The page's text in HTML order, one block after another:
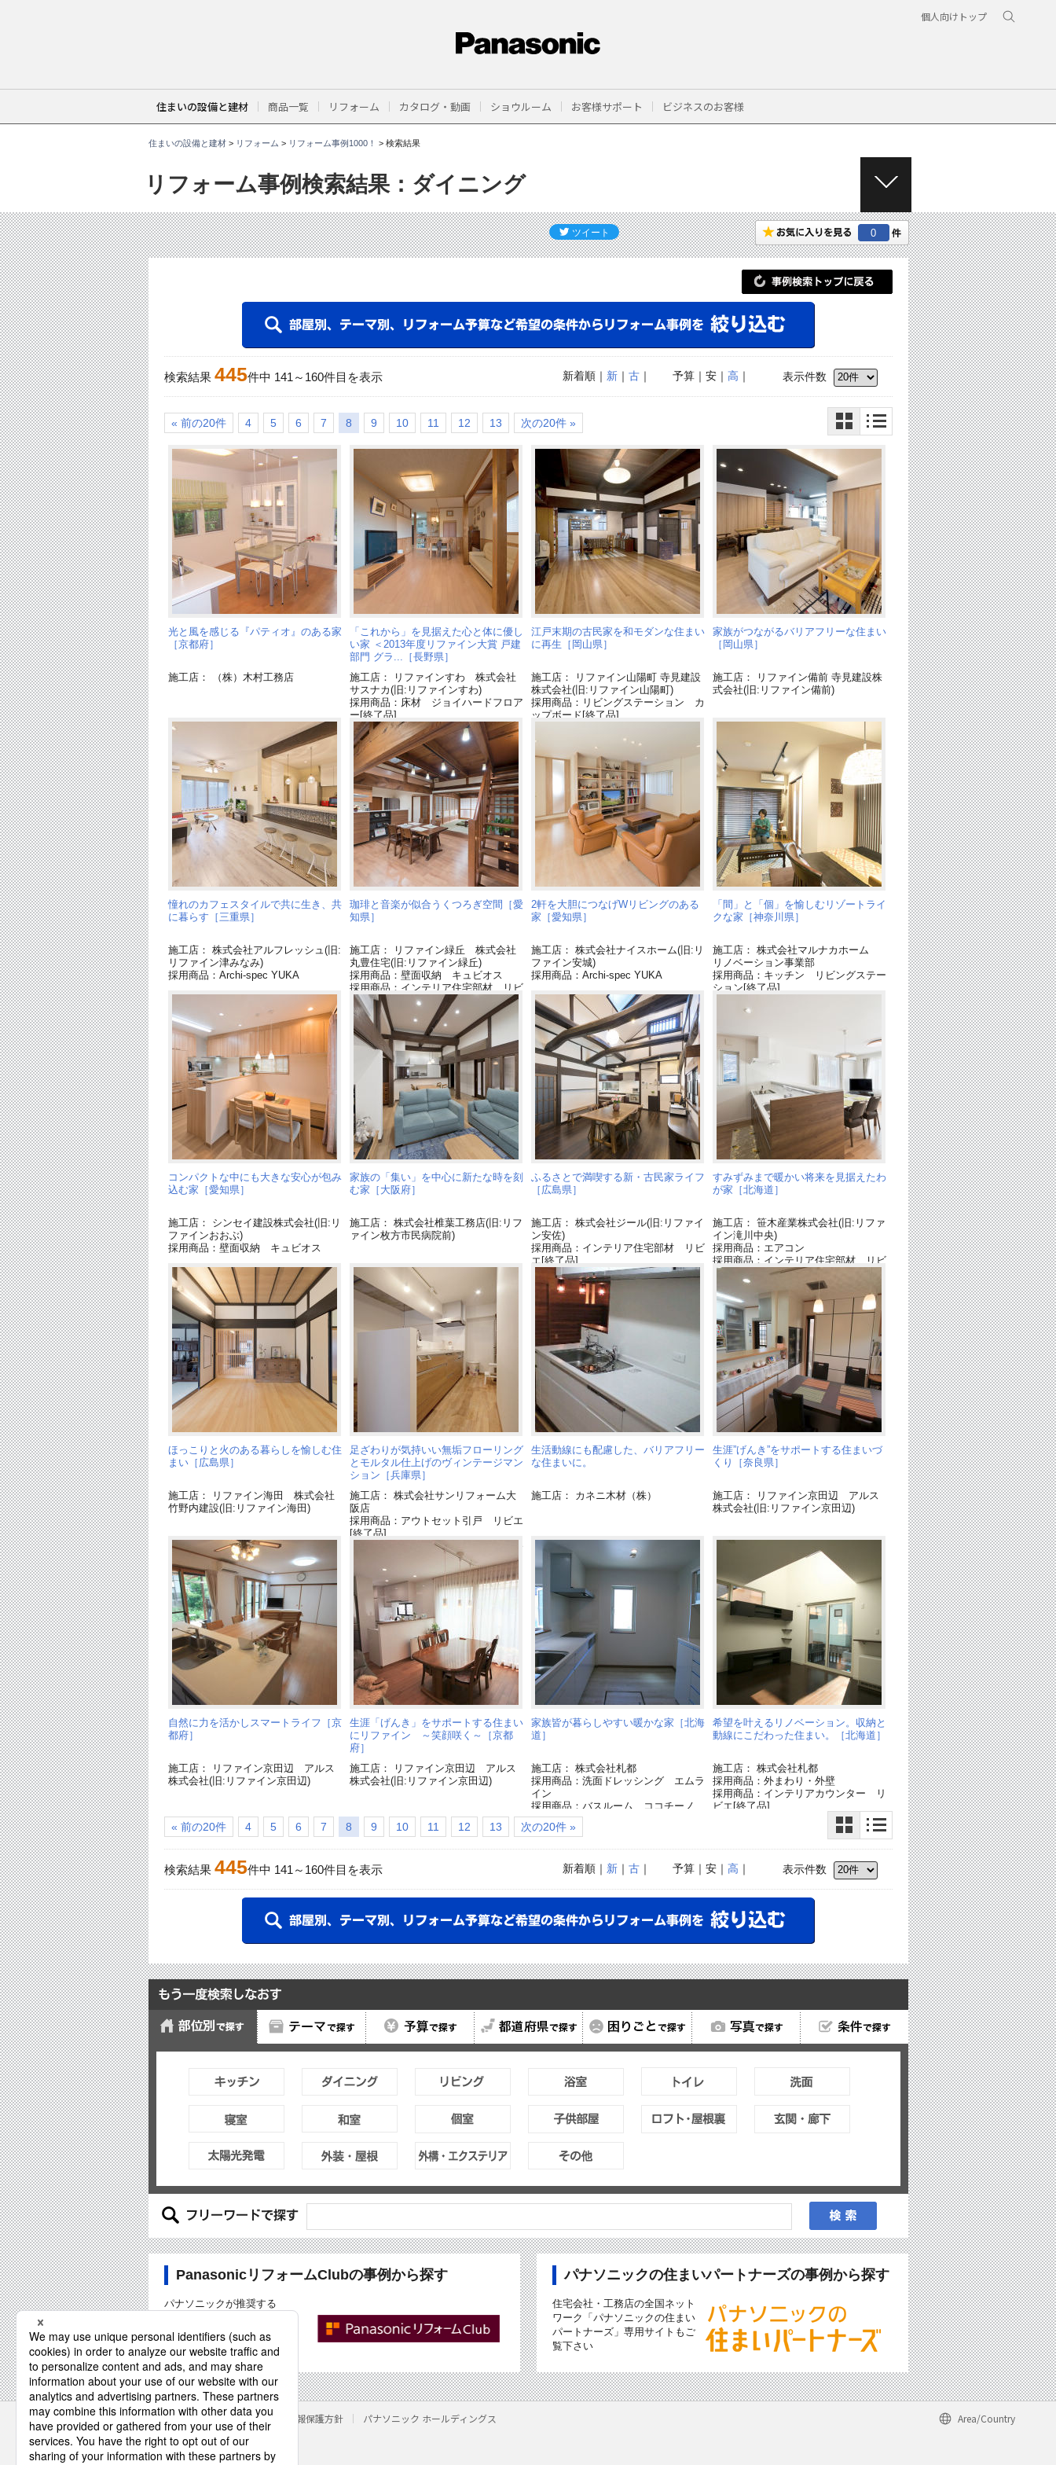
個人向けトップ
住まいの設備と建材 商品一覧 リフォーム カタログ・動画 ショウルーム お客様サポート ビジネスのお客様
住まいの設備と建材> リフォーム > リフォーム事例1000！ > 検索結果
リフォーム事例検索結果：ダイニング
E
N
。
0
検索結果 445件中 141 ～ 160件目を表示 表示件数
予算｜安｜ 高 ｜
新着順｜ 新｜ 古｜
« 前の20件 4 5 6 7 8 9 10 11 12 13 次の20件 »
光と風を感じる『パティオ』のある家
［京都府］
施工店： （株）木村工務店
「これから」を見据えた心と体に優し
い家 ＜2013年度リファイン大賞 戸建
部門 グラ...［長野県］
施工店： リファインすわ 株式会社
サスナカ(旧:リファインすわ)
採用商品：床材 ジョイハードフロア
ー[終了品]
江戸末期の古民家を和モダンな住まい
に再生［岡山県］
施工店： リファイン山陽町 寺見建設
株式会社(旧:リファイン山陽町)
採用商品：リビングステーション カ
ップボード[終了品]
家族がつながるバリアフリーな住まい
［岡山県］
施工店： リファイン備前 寺見建設株
式会社(旧:リファイン備前)
憧れのカフェスタイルで共に生き、共
に暮らす［三重県］
施工店： 株式会社アルフレッシュ(旧:
リファイン津みなみ)
採用商品：Archi-spec YUKA
珈琲と音楽が似合うくつろぎ空間［愛
知県］
施工店： リファイン緑丘 株式会社
丸豊住宅(旧:リファイン緑丘)
採用商品：壁面収納 キュビオス
採用商品：インテリア住宅部材 リビ
エ[終了品]
2軒を大胆につなげWリビングのある
家［愛知県］
施工店： 株式会社ナイスホーム(旧:リ
ファイン安城)
採用商品：Archi-spec YUKA
「間」と「個」を愉しむリゾートライ
クな家［神奈川県］
施工店： 株式会社マルナカホーム
リノベーション事業部
採用商品：キッチン リビングステー
ション[終了品]
コンパクトな中にも大きな安心が包み
込む家［愛知県］
施工店： シンセイ建設株式会社(旧:リ
ファインおおぶ)
採用商品：壁面収納 キュビオス
家族の「集い」を中心に新たな時を刻
む家［大阪府］
施工店： 株式会社椎葉工務店(旧:リフ
ァイン枚方市民病院前)
ふるさとで満喫する新・古民家ライフ
［広島県］
施工店： 株式会社ジール(旧:リファイ
ン安佐)
採用商品：インテリア住宅部材 リビ
エ[終了品]
採用商品：床暖房 フリーほっと
採用商品：Archi-spec YUKA
採用商品：モディファイ
すみずみまで暖かい将来を見据えたわ
が家［北海道］
施工店： 笹木産業株式会社(旧:リファ
イン滝川中央)
採用商品：エアコン
採用商品：インテリア住宅部材 リビ
採用商品：キッチン リビングステー
ション[終了品]
ほっこりと火のある暮らしを愉しむ住
まい［広島県］
施工店： リファイン海田 株式会社
竹野内建設(旧:リファイン海田)
足ざわりが気持いい無垢フローリング
とモルタル仕上げのヴィンテージマン
ション［兵庫県］
施工店： 株式会社サンリフォーム大
阪店
採用商品：アウトセット引戸 リビエ
[終了品]
採用商品：リビングステーションS[終
生活動線にも配慮した、バリアフリー
な住まいに。
施工店： カネニ木材（株）
生涯”げんき”をサポートする住まいづ
くり［奈良県］
施工店： リファイン京田辺 アルス
株式会社(旧:リファイン京田辺)
自然に力を活かしスマートライフ［京
都府］
施工店： リファイン京田辺 アルス
株式会社(旧:リファイン京田辺)
生涯「げんき」をサポートする住まい
にリファイン ～笑顔咲く～［京都
府］
施工店： リファイン京田辺 アルス
株式会社(旧:リファイン京田辺)
家族皆が暮らしやすい暖かな家［北海
道］
施工店： 株式会社札都
採用商品：洗面ドレッシング エムラ
イン
採用商品：バスルーム ココチーノ
[終了品]
採用商品：システムキッチン
希望を叶えるリノベーション。収納と
動線にこだわった住まい。［北海道］
施工店： 株式会社札都
採用商品：外まわり・外壁
採用商品：インテリアカウンター リ
ビエ[終了品]
« 前の20件 4 5 6 7 8 9 10 11 12 13 次の20件 »
検索結果 445件中 141 ～ 160件目を表示 表示件数
予算｜安｜ 高 ｜
新着順｜ 新｜ 古｜
PanasonicリフォームClubの事例から探す
パナソニックが推奨する
「PanasonicリフォームClub」
専用サイトもご覧下さい
パナソニックの住まいパートナーズの事例から探す
住宅会社・工務店の全国ネット
ワーク「パナソニックの住まい
パートナーズ」専用サイトもご
覧下さい
サイトのご利用にあたって クッキーポリシー 個人情報保護方針 パナソニック ホールディングス
Area/Country
パナソニック株式会社
© Panasonic Corporation